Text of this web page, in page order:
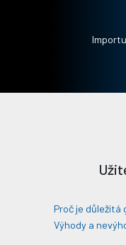
Proč je důležitá
Výhody a